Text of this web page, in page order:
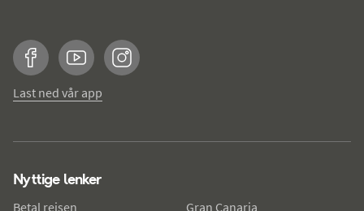
FacebookYouTubeInstagram
Last ned vår app
Nyttige lenker
Betal reisen
Gran Canaria